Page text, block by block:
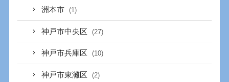
洲本市 (1)
神戸市中央区 (27)
神戸市兵庫区 (10)
神戸市東灘区 (2)